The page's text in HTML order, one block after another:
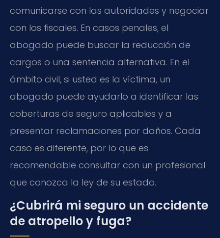
comunicarse con las autoridades y negociar
con los fiscales. En casos penales, el
abogado puede buscar la reducción de
cargos o una sentencia alternativa. En el
ámbito civil, si usted es la víctima, un
abogado puede ayudarlo a identificar las
coberturas de seguro aplicables y a
presentar reclamaciones por daños. Cada
caso es diferente, por lo que es
recomendable consultar con un profesional
que conozca la ley de su estado.
¿Cubrirá mi seguro un accidente
de atropello y fuga?